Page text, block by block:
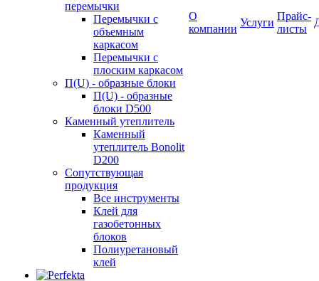
перемычки
Перемычки с
объемным
каркасом
Перемычки с
плоским каркасом
П(U) - образные блоки
П(U) - образные
блоки D500
Каменный утеплитель
Каменный
утеплитель Bonolit
D200
Сопутствующая
продукция
Все инструменты
Клей для
газобетонных
блоков
Полиуретановый
клей
О
компании
Услуги
Прайс-
листы